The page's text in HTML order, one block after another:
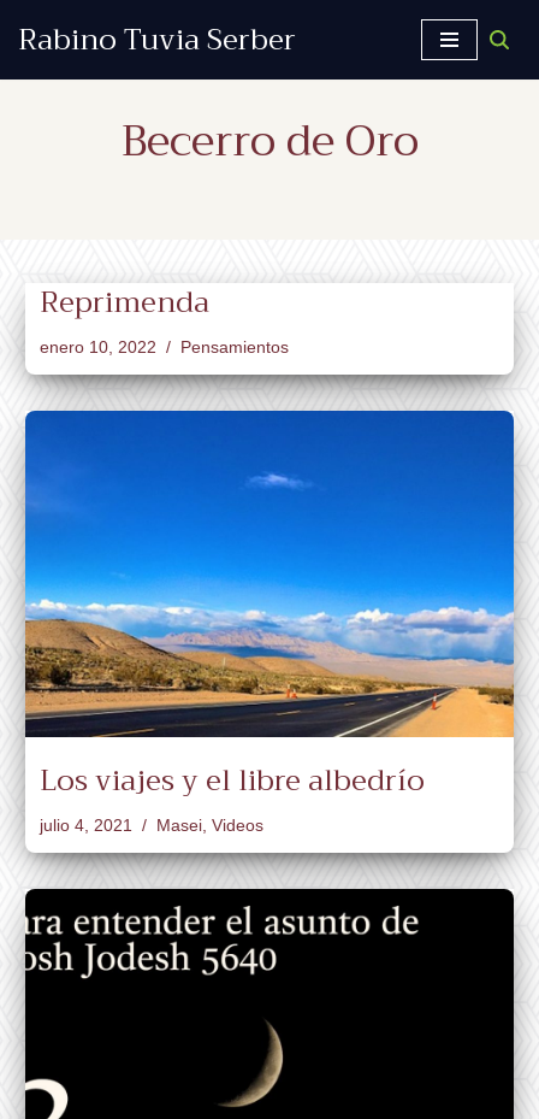
Rabino Tuvia Serber
Becerro de Oro
Reprimenda
enero 10, 2022 Pensamientos
Los viajes y el libre albedrío
julio 4, 2021 Masei Videos